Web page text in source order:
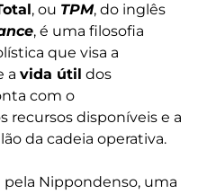
, ou TPM, do inglês
, é uma filosofia
que visa a
a vida útil dos
com o
recursos disponíveis e a
da cadeia operativa.
Nippondenso, uma